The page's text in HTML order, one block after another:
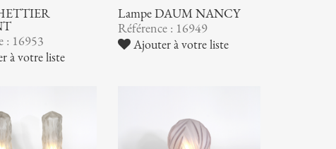
: 16953
à votre liste
Lampe DAUM NANCY
Référence : 16949
Ajouter à votre liste